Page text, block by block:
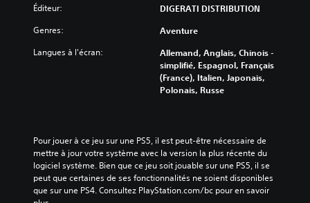
Éditeur: DIGERATI DISTRIBUTION
Genres: Aventure
Langues à l'écran:
Allemand, Anglais, Chinois -
simplifié, Espagnol, Français
(France), Italien, Japonais,
Polonais, Russe
Pour jouer à ce jeu sur une PS5, il est peut-être nécessaire de
mettre à jour votre système avec la version la plus récente du
logiciel système. Bien que ce jeu soit jouable sur une PS5, il se
peut que certaines de ses fonctionnalités ne soient disponibles
que sur une PS4. Consultez PlayStation.com/bc pour en savoir